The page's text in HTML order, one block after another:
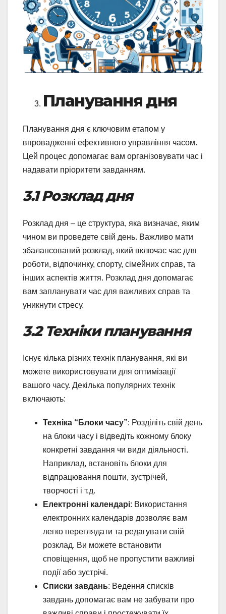
Планування дня
Планування дня є ключовим етапом у
впровадженні ефективного управління часом.
Цей процес допомагає вам організовувати час і
надавати пріоритети завданням.
3.1 Розклад дня
Розклад дня – це структура, яка визначає, яким
чином ви проведете свій день. Важливо мати
збалансований розклад, який включає час для
роботи, відпочинку, спорту, сімейних справ, та
інших аспектів життя. Розклад дня допомагає
вам запланувати час для важливих справ та
уникнути стресу.
3.2 Техніки планування
Існує кілька різних технік планування, які ви
можете використовувати для оптимізації
вашого часу. Декілька популярних технік
включають:
Техніка “Блоки часу”: Розділіть свій день
на блоки часу і відведіть кожному блоку
конкретні завдання чи види діяльності.
Наприклад, встановіть блоки для
відпрацювання пошти, зустрічей,
творчості і т.д.
Електронні календарі: Використання
електронних календарів дозволяє вам
легко переглядати та редагувати свій
розклад. Ви можете встановити
сповіщення, щоб не пропустити важливі
події або зустрічі.
Списки завдань: Ведення списків
завдань допомагає вам не забувати про